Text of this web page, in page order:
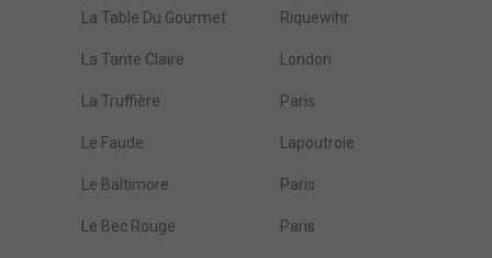
La Table Du Gourmet Riquewihr
La Tante Claire London
La Truffière Paris
Le Faude Lapoutroie
Le Baltimore Paris
Le Bec Rouge Paris